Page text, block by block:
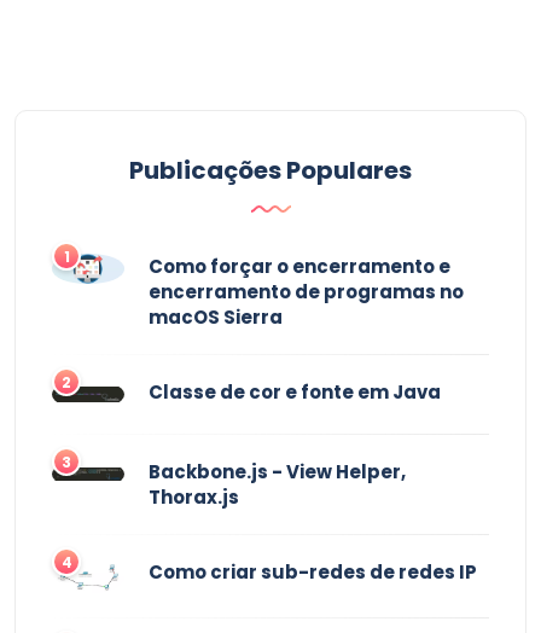
Publicações Populares
1
Como forçar o encerramento e
encerramento de programas no
macOS Sierra
2 Classe de cor e fonte em Java
3
Backbone.js - View Helper,
Thorax.js
4 Como criar sub-redes de redes IP